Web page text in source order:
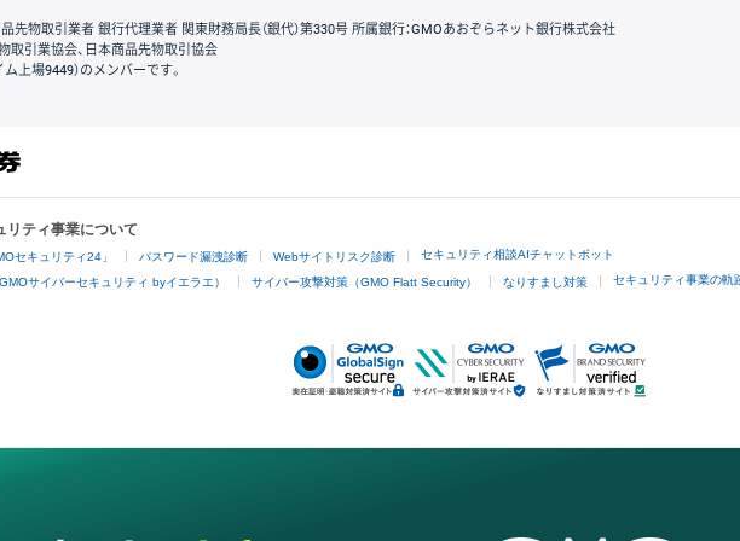
先物取引業者 銀行代理業者 関東財務局長（銀代）第330号 所属銀行：GMOあおぞらネット銀行株式会社
取引業協会、日本商品先物取引協会
上場9449）のメンバーです。
リティ事業について
セキュリティ24」 パスワード漏洩診断 Webサイトリスク診断 セキュリティ相談AIチャットボット
サイバーセキュリティ byイエラエ） サイバー攻撃対策（GMO Flatt Security） なりすまし対策 セキュリティ事業の軌